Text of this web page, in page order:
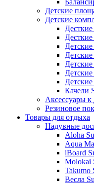
Детские
Детские
Качели
Аксессуары к
Резиновое
Товары для отдыха
Надувные
Aloha
Aqua
iBoard
Molokai
Takumo
Весла